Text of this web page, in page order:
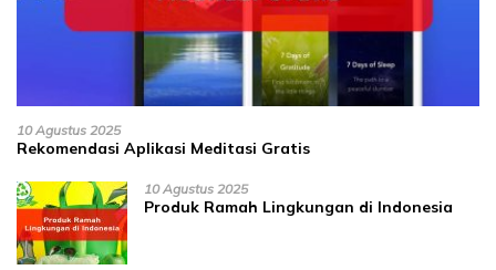
10 Agustus 2025
Rekomendasi Aplikasi Meditasi Gratis
10 Agustus 2025
Produk Ramah Lingkungan di Indonesia